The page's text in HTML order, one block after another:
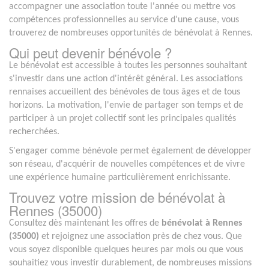
accompagner une association toute l'année ou mettre vos
compétences professionnelles au service d'une cause, vous
trouverez de nombreuses opportunités de bénévolat à Rennes.
Qui peut devenir bénévole ?
Le bénévolat est accessible à toutes les personnes souhaitant
s'investir dans une action d'intérêt général. Les associations
rennaises accueillent des bénévoles de tous âges et de tous
horizons. La motivation, l'envie de partager son temps et de
participer à un projet collectif sont les principales qualités
recherchées.
S'engager comme bénévole permet également de développer
son réseau, d'acquérir de nouvelles compétences et de vivre
une expérience humaine particulièrement enrichissante.
Trouvez votre mission de bénévolat à
Rennes (35000)
Consultez dès maintenant les offres de bénévolat à Rennes
(35000) et rejoignez une association près de chez vous. Que
vous soyez disponible quelques heures par mois ou que vous
souhaitiez vous investir durablement, de nombreuses missions